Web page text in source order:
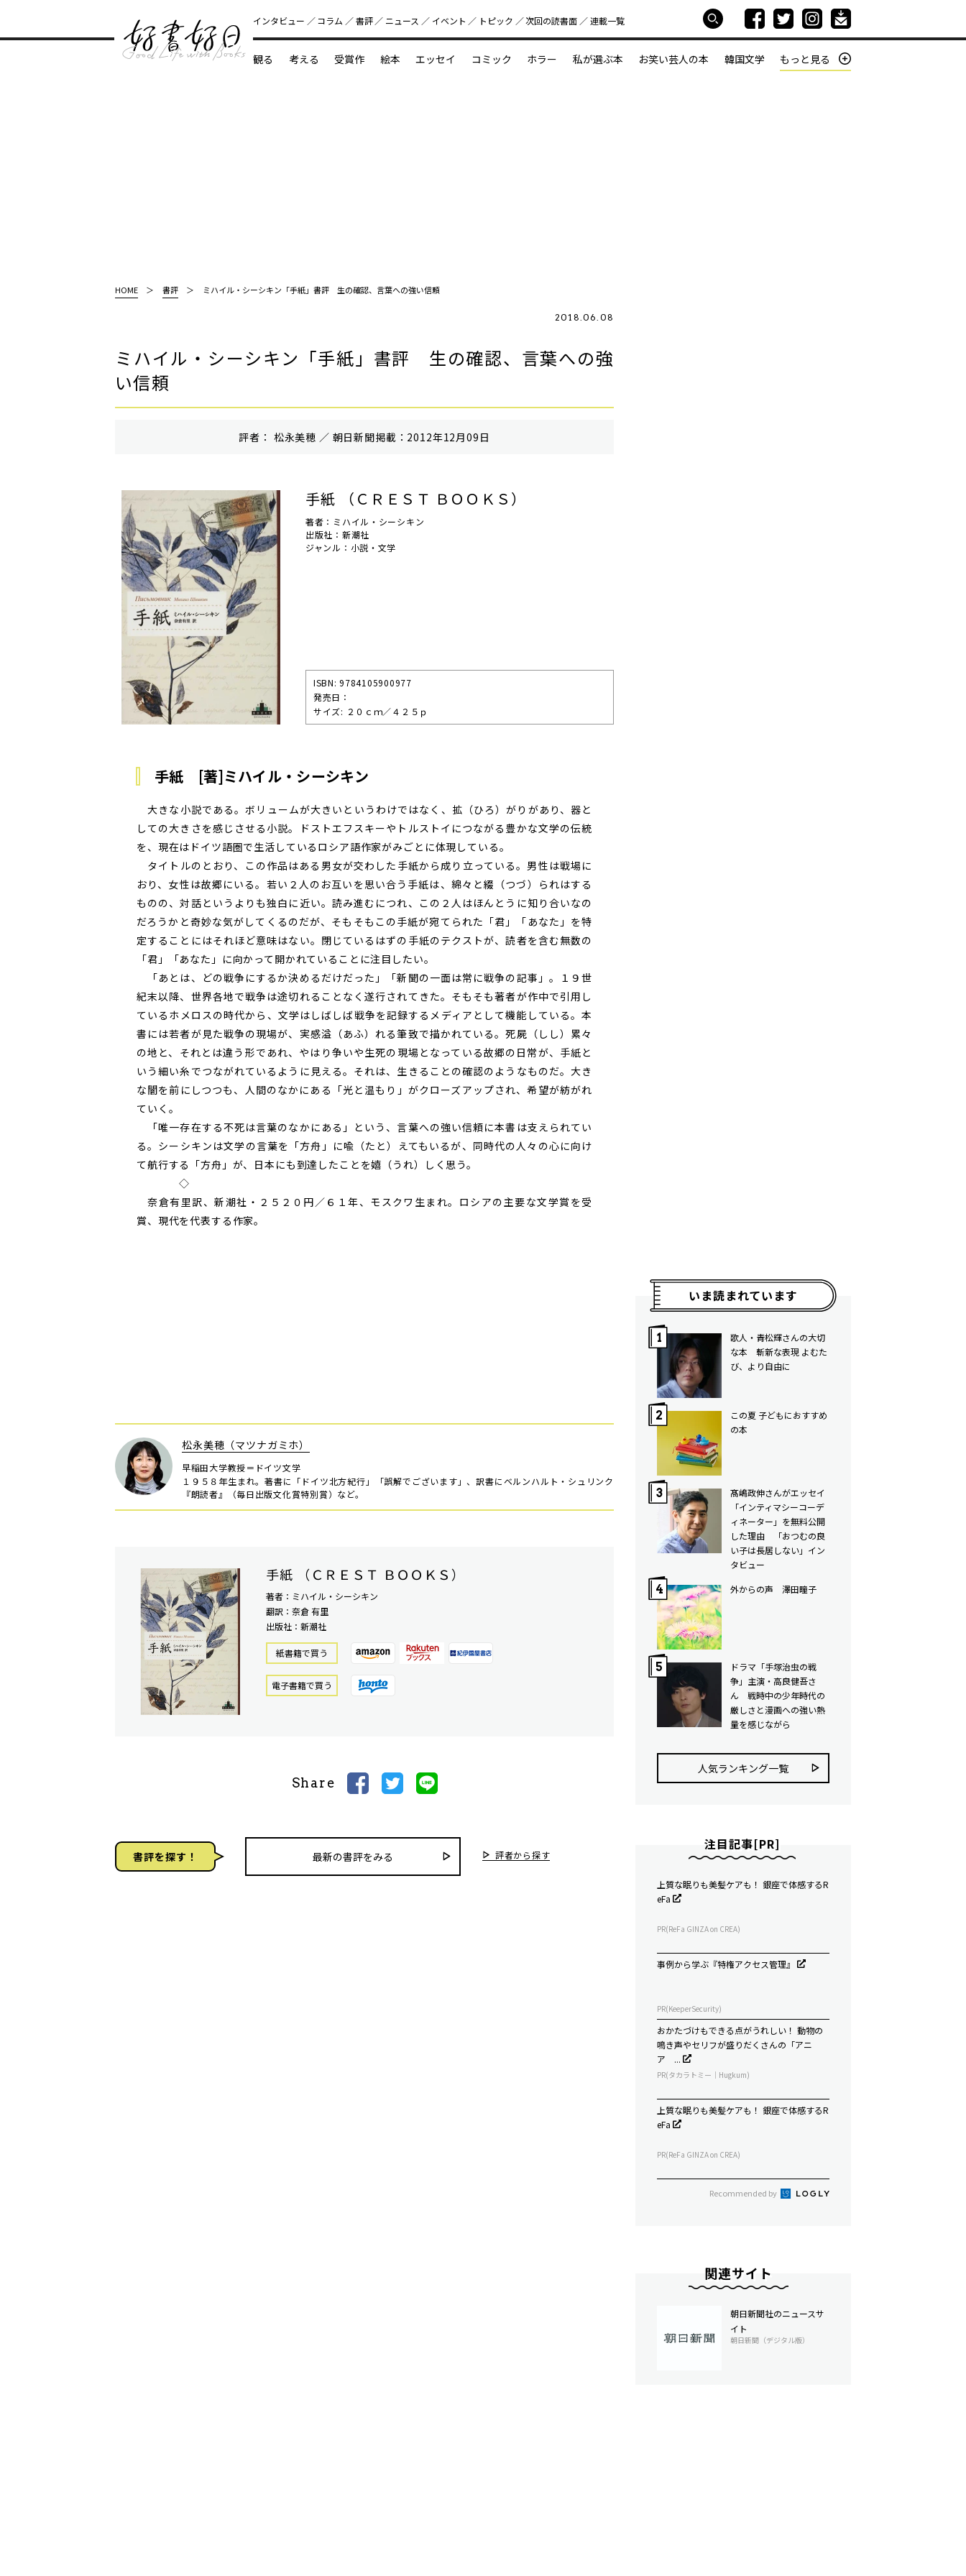
好書好日
インタビュー コラム 書評 ニュース イベント トピック 次回の読書⾯ 連載一覧
観る 考える 受賞作 絵本 エッセイ コミック ホラー 私が選ぶ本 お笑い芸人の本 韓国文学 もっと見る
HOME 書評 ミハイル・シーシキン「手紙」書評 生の確認、言葉への強い信頼
2018.06.08
ミハイル・シーシキン「手紙」書評 生の確認、言葉への強
い信頼
評者： 松永美穂 ／ 朝⽇新聞掲載：2012年12月09日
手紙 （ＣＲＥＳＴ ＢＯＯＫＳ）
著者：ミハイル・シーシキン
出版社：新潮社
ジャンル：小説・文学
ISBN: 9784105900977
発売⽇：
サイズ: ２０ｃｍ／４２５ｐ
手紙 [著]ミハイル・シーシキン
大きな小説である。ボリュームが大きいというわけではなく、拡（ひろ）がりがあり、器と
しての大きさを感じさせる小説。ドストエフスキーやトルストイにつながる豊かな文学の伝統
を、現在はドイツ語圏で生活しているロシア語作家がみごとに体現している。
タイトルのとおり、この作品はある男女が交わした手紙から成り立っている。男性は戦場に
おり、女性は故郷にいる。若い２人のお互いを思い合う手紙は、綿々と綴（つづ）られはする
ものの、対話というよりも独白に近い。読み進むにつれ、この２人はほんとうに知り合いなの
だろうかと奇妙な気がしてくるのだが、そもそもこの手紙が宛てられた「君」「あなた」を特
定することにはそれほど意味はない。閉じているはずの手紙のテクストが、読者を含む無数の
「君」「あなた」に向かって開かれていることに注目したい。
「あとは、どの戦争にするか決めるだけだった」「新聞の一面は常に戦争の記事」。１９世
紀末以降、世界各地で戦争は途切れることなく遂行されてきた。そもそも著者が作中で引用し
ているホメロスの時代から、文学はしばしば戦争を記録するメディアとして機能している。本
書には若者が見た戦争の現場が、実感溢（あふ）れる筆致で描かれている。死屍（しし）累々
の地と、それとは違う形であれ、やはり争いや生死の現場となっている故郷の日常が、手紙と
いう細い糸でつながれているように見える。それは、生きることの確認のようなものだ。大き
な闇を前にしつつも、人間のなかにある「光と温もり」がクローズアップされ、希望が紡がれ
ていく。
「唯一存在する不死は言葉のなかにある」という、言葉への強い信頼に本書は支えられてい
る。シーシキンは文学の言葉を「方舟」に喩（たと）えてもいるが、同時代の人々の心に向け
て航行する「方舟」が、日本にも到達したことを嬉（うれ）しく思う。
◇
奈倉有里訳、新潮社・２５２０円／６１年、モスクワ生まれ。ロシアの主要な文学賞を受
賞、現代を代表する作家。
松永美穂（マツナガミホ）
早稲田大学教授＝ドイツ文学
１９５８年生まれ。著書に「ドイツ北方紀行」「誤解でございます」、訳書にベルンハルト・シュリンク
『朗読者』（毎日出版文化賞特別賞）など。
手紙 （ＣＲＥＳＴ ＢＯＯＫＳ）
著者：ミハイル・シーシキン
翻訳：奈倉 有里
出版社：新潮社
紙書籍で買う
電⼦書籍で買う
Share
書評を探す！ 最新の書評をみる 評者から探す
いま読まれています
歌人・青松輝さんの大切
な本 斬新な表現 よむた
び、より自由に
この夏 子どもにおすすめ
の本
髙嶋政伸さんがエッセイ
「インティマシーコーデ
ィネーター」を無料公開
した理由 「おつむの良
い子は長居しない」イン
タビュー
外からの声 澤田瞳子
ドラマ「手塚治虫の戦
争」主演・高良健吾さ
ん 戦時中の少年時代の
厳しさと漫画への強い熱
量を感じながら
人気ランキング⼀覧
注目記事[PR]
上質な眠りも美髪ケアも！ 銀座で体感するR
eFa
PR(ReFa GINZA on CREA)
事例から学ぶ『特権アクセス管理』
PR(KeeperSecurity)
おかたづけもできる点がうれしい！ 動物の
鳴き声やセリフが盛りだくさんの「アニ
ア ...
PR(タカラトミー｜Hugkum)
上質な眠りも美髪ケアも！ 銀座で体感するR
eFa
PR(ReFa GINZA on CREA)
Recommended by
関連サイト
朝日新聞社のニュースサ
イト
朝日新聞（デジタル版）